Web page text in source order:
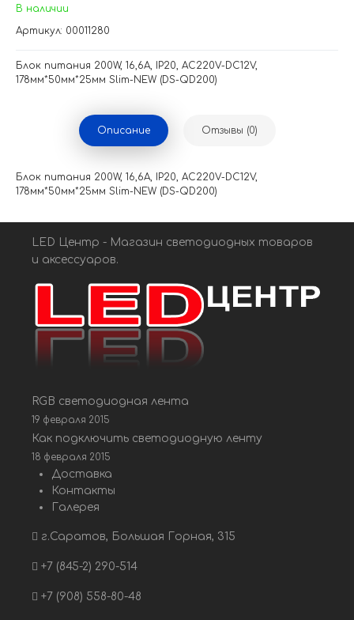
В наличии
Артикул: 00011280
Блок питания 200W, 16,6A, IP20, AC220V-DC12V,
178мм*50мм*25мм Slim-NEW (DS-QD200)
Описание Отзывы (0)
Блок питания 200W, 16,6A, IP20, AC220V-DC12V,
178мм*50мм*25мм Slim-NEW (DS-QD200)
LED Центр - Магазин светодиодных товаров
и аксессуаров.
RGB светодиодная лента
19 февраля 2015
Как подключить светодиодную ленту
18 февраля 2015
Доставка
Контакты
Галерея
г.Саратов, Большая Горная, 315
+7 (845-2) 290-514
+7 (908) 558-80-48